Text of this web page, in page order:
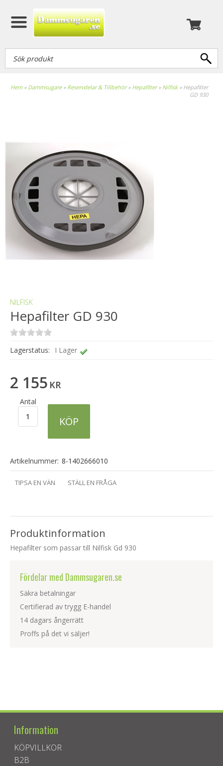
Hem» Dammsugare» Reservdelar & Tillbehör» Hepafilter» Nilfisk» Hepafilter
GD 930
NILFISK
Hepafilter GD 930
Lagerstatus: I Lager
2 155 KR
Antal
KÖP
Artikelnummer: 8-1402666010
TIPSA EN VÄN STÄLL EN FRÅGA
Produktinformation
Hepafilter som passar till Nilfisk Gd 930
Fördelar med Dammsugaren.se
Säkra betalningar
Certifierad av trygg E-handel
14 dagars ångerrätt
Proffs på det vi säljer!
Information
KÖPVILLKOR
B2B